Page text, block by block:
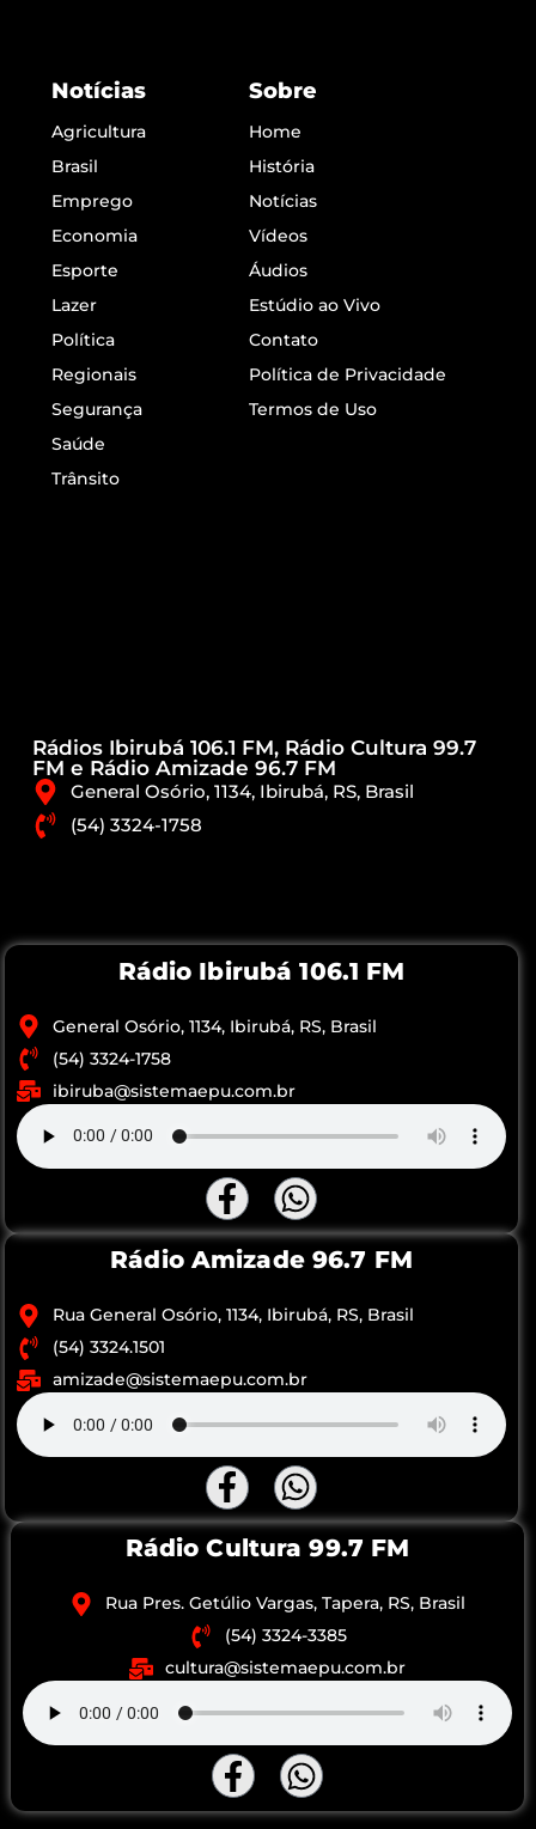
Rádios Ibirubá 106.1 FM, Rádio Cultura 99.7
FM e Rádio Amizade 96.7 FM
General Osório, 1134, Ibirubá, RS, Brasil
(54) 3324-1758
Notícias
Agricultura
Brasil
Emprego
Economia
Esporte
Lazer
Política
Regionais
Segurança
Saúde
Trânsito
Sobre
Home
História
Notícias
Vídeos
Áudios
Estúdio ao Vivo
Contato
Política de Privacidade
Termos de Uso
Rádio Ibirubá 106.1 FM
General Osório, 1134, Ibirubá, RS, Brasil
(54) 3324-1758
ibiruba@sistemaepu.com.br
Rádio Amizade 96.7 FM
Rua General Osório, 1134, Ibirubá, RS, Brasil
(54) 3324.1501
amizade@sistemaepu.com.br
Rádio Cultura 99.7 FM
Rua Pres. Getúlio Vargas, Tapera, RS, Brasil
(54) 3324-3385
cultura@sistemaepu.com.br